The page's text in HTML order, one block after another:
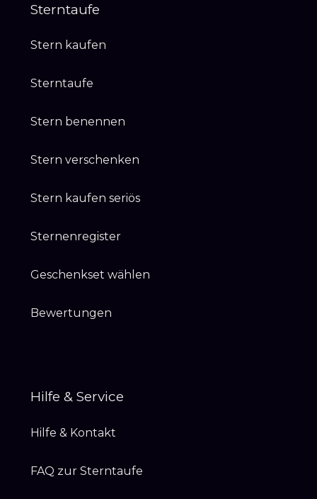
Sterntaufe
Stern kaufen
Sterntaufe
Stern benennen
Stern verschenken
Stern kaufen seriös
Sternenregister
Geschenkset wählen
Bewertungen
Hilfe & Service
Hilfe & Kontakt
FAQ zur Sterntaufe